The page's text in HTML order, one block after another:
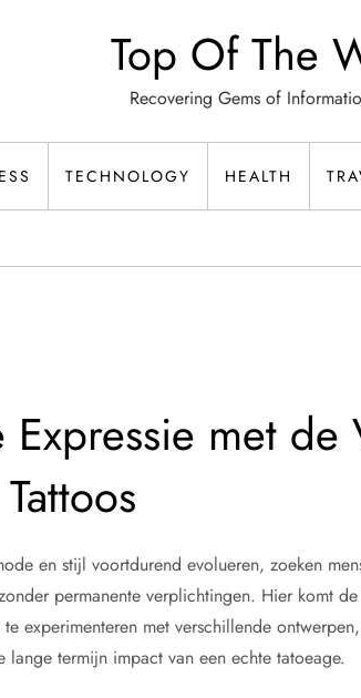
Top Of The
Recovering Gems of
TECHNOLOGY HEALTH
Expressie met
en stijl voortdurend evolueren, zoeken
permanente verplichtingen. Hier komt
experimenteren met verschillende
lange termijn impact van een echte tatoeage.